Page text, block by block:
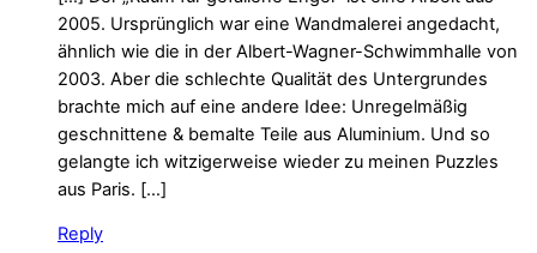
2005. Ursprünglich war eine Wandmalerei angedacht,
ähnlich wie die in der Albert-Wagner-Schwimmhalle von
2003. Aber die schlechte Qualität des Untergrundes
brachte mich auf eine andere Idee: Unregelmäßig
geschnittene & bemalte Teile aus Aluminium. Und so
gelangte ich witzigerweise wieder zu meinen Puzzles
aus Paris. […]
Reply